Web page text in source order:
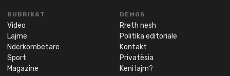
RUBRIKAT
Video
Lajme
Ndërkombëtare
Sport
Magazine
DEMOS
Rreth nesh
Politika editoriale
Kontakt
Privatësia
Keni lajm?